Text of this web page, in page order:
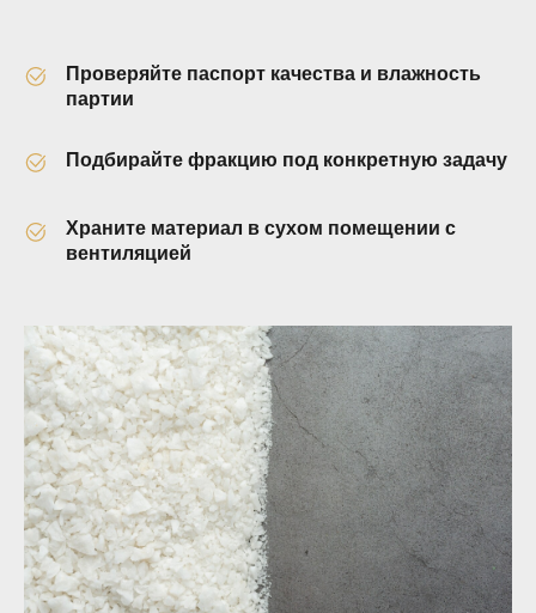
Проверяйте паспорт качества и влажность
партии
Подбирайте фракцию под конкретную задачу
Храните материал в сухом помещении с
вентиляцией